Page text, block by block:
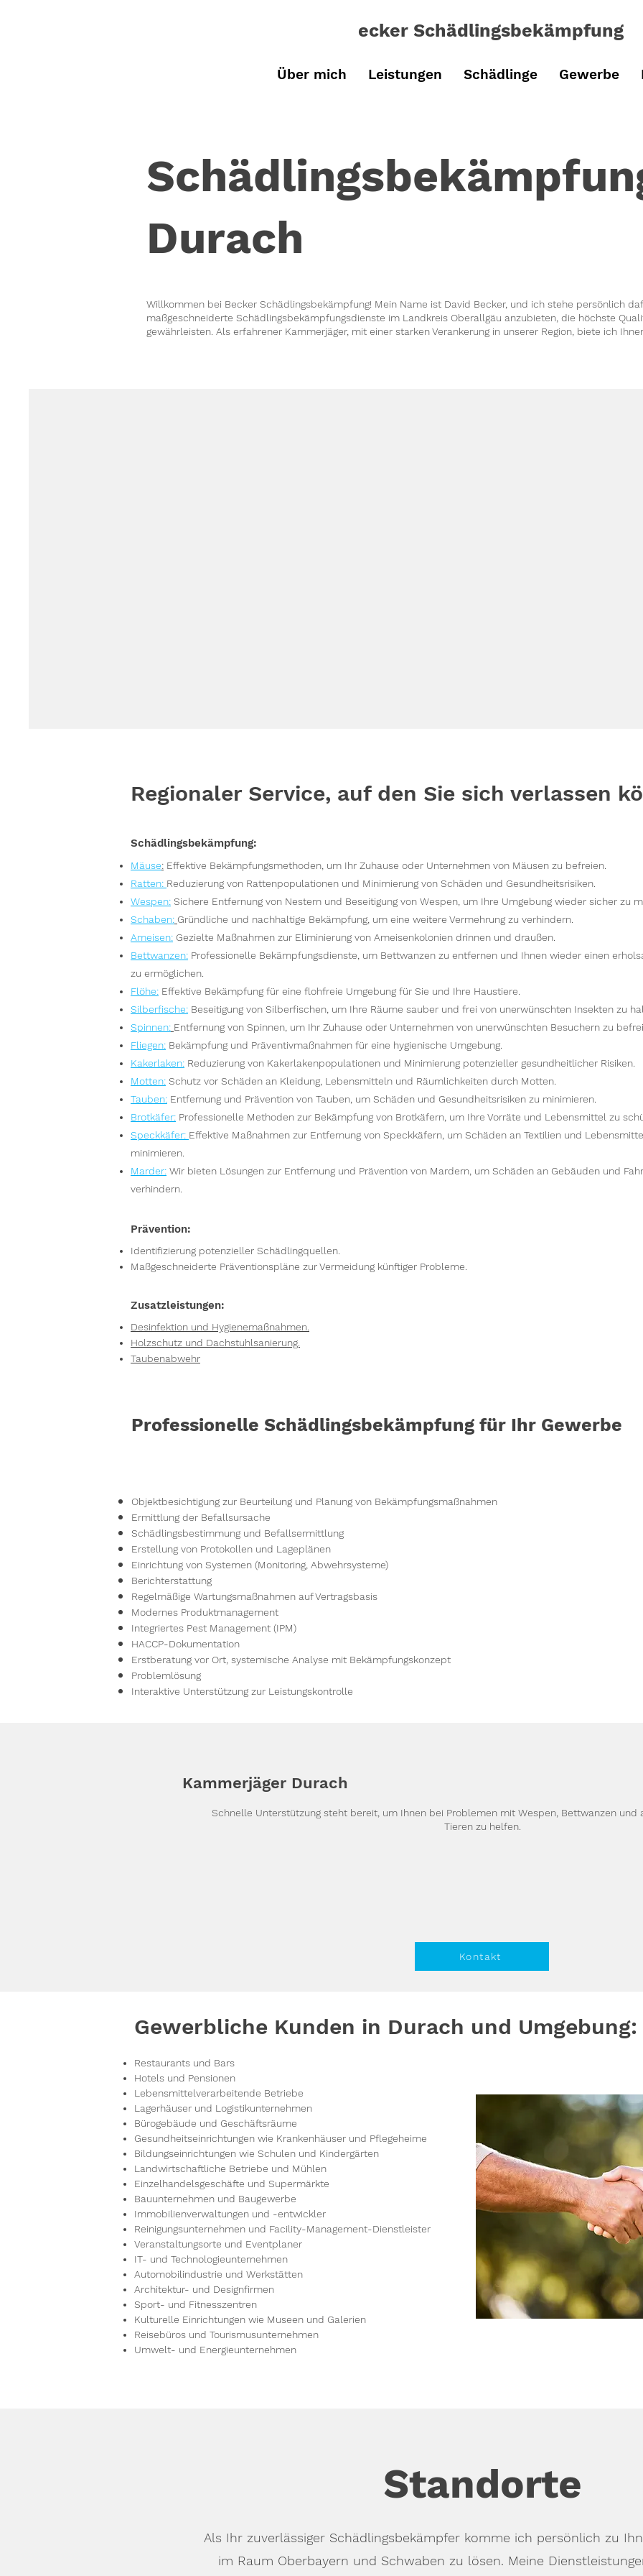
ecker Schädlingsbekämpfung
Über mich Leistungen Schädlinge Gewerbe
Durach
Willkommen bei Becker Schädlingsbekämpfung! Mein Name ist David Becker, und ich stehe persönlich
maßgeschneiderte Schädlingsbekämpfungsdienste im Landkreis Oberallgäu anzubieten, die höchste
gewährleisten. Als erfahrener Kammerjäger, mit einer starken Verankerung in unserer Region, biete ich
Regionaler Service, auf den Sie sich verlassen
Schädlingsbekämpfung:
Mäuse: Effektive Bekämpfungsmethoden, um Ihr Zuhause oder Unternehmen von Mäusen zu befreien.
Ratten: Reduzierung von Rattenpopulationen und Minimierung von Schäden und Gesundheitsrisiken.
Wespen: Sichere Entfernung von Nestern und Beseitigung von Wespen, um Ihre Umgebung wieder sicher zu
Schaben: Gründliche und nachhaltige Bekämpfung, um eine weitere Vermehrung zu verhindern.
Ameisen: Gezielte Maßnahmen zur Eliminierung von Ameisenkolonien drinnen und draußen.
Bettwanzen: Professionelle Bekämpfungsdienste, um Bettwanzen zu entfernen und Ihnen wieder einen
zu ermöglichen.
Flöhe: Effektive Bekämpfung für eine flohfreie Umgebung für Sie und Ihre Haustiere.
Silberfische: Beseitigung von Silberfischen, um Ihre Räume sauber und frei von unerwünschten Insekten zu
Spinnen: Entfernung von Spinnen, um Ihr Zuhause oder Unternehmen von unerwünschten Besuchern zu
Fliegen: Bekämpfung und Präventivmaßnahmen für eine hygienische Umgebung.
Kakerlaken: Reduzierung von Kakerlakenpopulationen und Minimierung potenzieller gesundheitlicher Risiken.
Motten: Schutz vor Schäden an Kleidung, Lebensmitteln und Räumlichkeiten durch Motten.
Tauben: Entfernung und Prävention von Tauben, um Schäden und Gesundheitsrisiken zu minimieren.
Brotkäfer: Professionelle Methoden zur Bekämpfung von Brotkäfern, um Ihre Vorräte und Lebensmittel zu
Speckkäfer: Effektive Maßnahmen zur Entfernung von Speckkäfern, um Schäden an Textilien und
minimieren.
Marder: Wir bieten Lösungen zur Entfernung und Prävention von Mardern, um Schäden an Gebäuden und
verhindern.
Prävention:
Identifizierung potenzieller Schädlingquellen.
Maßgeschneiderte Präventionspläne zur Vermeidung künftiger Probleme.
Zusatzleistungen:
Desinfektion und Hygienemaßnahmen.
Holzschutz und Dachstuhlsanierung.
Taubenabwehr
Professionelle Schädlingsbekämpfung für Ihr Gewerbe
Objektbesichtigung zur Beurteilung und Planung von Bekämpfungsmaßnahmen
Ermittlung der Befallsursache
Schädlingsbestimmung und Befallsermittlung
Erstellung von Protokollen und Lageplänen
Einrichtung von Systemen (Monitoring, Abwehrsysteme)
Berichterstattung
Regelmäßige Wartungsmaßnahmen auf Vertragsbasis
Modernes Produktmanagement
Integriertes Pest Management (IPM)
HACCP-Dokumentation
Erstberatung vor Ort, systemische Analyse mit Bekämpfungskonzept
Problemlösung
Interaktive Unterstützung zur Leistungskontrolle
Kammerjäger Durach
Schnelle Unterstützung steht bereit, um Ihnen bei Problemen mit Wespen, Bettwanzen und
Tieren zu helfen.
Kontakt
Gewerbliche Kunden in Durach und Umgebung:
Restaurants und Bars
Hotels und Pensionen
Lebensmittelverarbeitende Betriebe
Lagerhäuser und Logistikunternehmen
Bürogebäude und Geschäftsräume
Gesundheitseinrichtungen wie Krankenhäuser und Pflegeheime
Bildungseinrichtungen wie Schulen und Kindergärten
Landwirtschaftliche Betriebe und Mühlen
Einzelhandelsgeschäfte und Supermärkte
Bauunternehmen und Baugewerbe
Immobilienverwaltungen und -entwickler
Reinigungsunternehmen und Facility-Management-Dienstleister
Veranstaltungsorte und Eventplaner
IT- und Technologieunternehmen
Automobilindustrie und Werkstätten
Architektur- und Designfirmen
Sport- und Fitnesszentren
Kulturelle Einrichtungen wie Museen und Galerien
Reisebüros und Tourismusunternehmen
Umwelt- und Energieunternehmen
Standorte
Als Ihr zuverlässiger Schädlingsbekämpfer komme ich persönlich zu
im Raum Oberbayern und Schwaben zu lösen. Meine